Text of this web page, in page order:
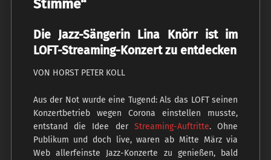
Stimme“
Die Jazz-Sängerin Lina Knörr ist im
LOFT-Streaming-Konzert zu entdecken
VON HORST PETER KOLL
Aus der Not wurde eine Tugend: Als das LOFT seinen
Konzertbetrieb wegen Corona einstellen musste,
entstand die Idee der Streaming-Auftritte. Ohne
Publikum und doch live, waren ab Mitte März via
Web allerfeinste Jazz-Konzerte zu genießen, bald